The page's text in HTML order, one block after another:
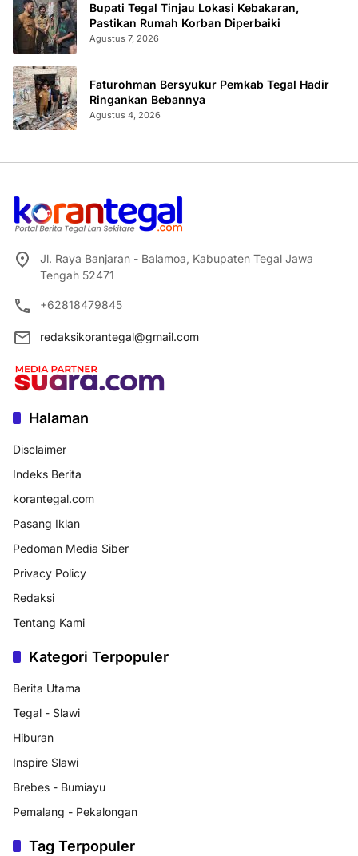
Bupati Tegal Tinjau Lokasi Kebakaran,
Pastikan Rumah Korban Diperbaiki
Agustus 7, 2026
Faturohman Bersyukur Pemkab Tegal Hadir
Ringankan Bebannya
Agustus 4, 2026
Jl. Raya Banjaran - Balamoa, Kabupaten Tegal Jawa
Tengah 52471
+62818479845
redaksikorantegal@gmail.com
Halaman
Disclaimer
Indeks Berita
korantegal.com
Pasang Iklan
Pedoman Media Siber
Privacy Policy
Redaksi
Tentang Kami
Kategori Terpopuler
Berita Utama
Tegal - Slawi
Hiburan
Inspire Slawi
Brebes - Bumiayu
Pemalang - Pekalongan
Tag Terpopuler